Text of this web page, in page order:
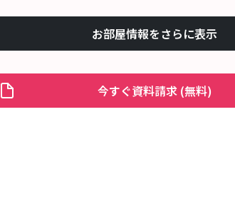
お部屋情報をさらに表示
今すぐ資料請求 (無料)